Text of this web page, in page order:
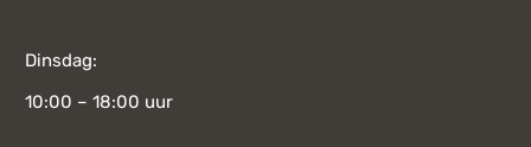
Dinsdag:
10:00 – 18:00 uur